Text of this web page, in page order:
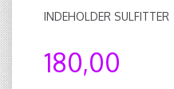
INDEHOLDER SULFITTER
180,00